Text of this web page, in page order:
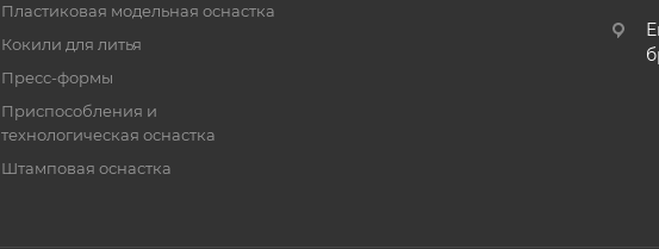
Пластиковая модельная оснастка
Кокили для литья
Пресс-формы
Приспособления и
технологическая оснастка
Штамповая оснастка